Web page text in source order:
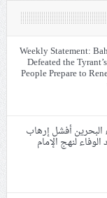
Weekly Statement:
Defeated the
People Prepare to
أفشل إرهاب
لنهج الإمام